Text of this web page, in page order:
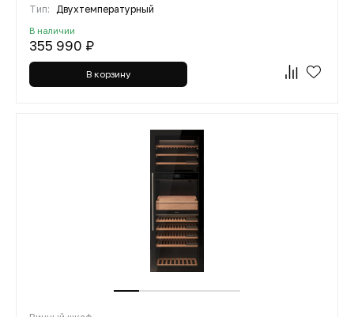
Тип: Двухтемпературный
В наличии
355 990 ₽
В корзину